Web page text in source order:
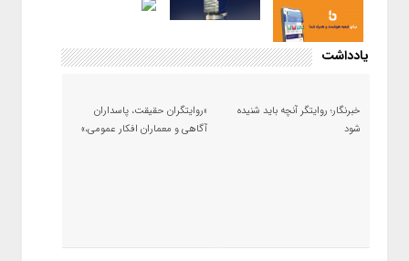
یادداشت
خبرنگار؛ روایتگر آنچه باید شنیده
شود
«روایتگران حقیقت، پاسداران
آگاهی و معماران افکار عمومی،»